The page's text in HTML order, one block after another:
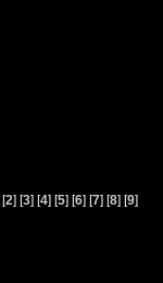
[2] [3] [4] [5] [6] [7] [8] [9]